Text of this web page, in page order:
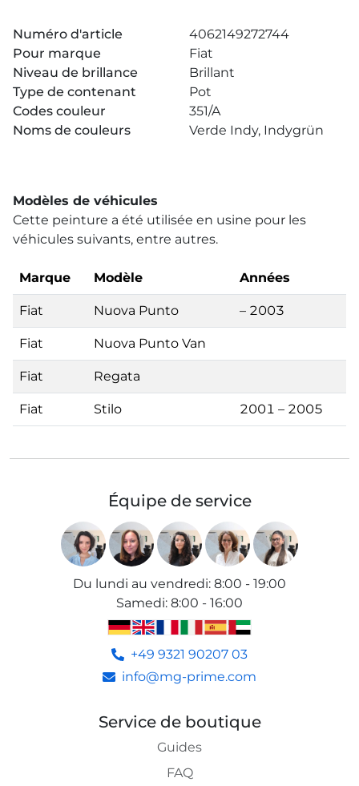
Numéro d'article
4062149272744
Pour marque
Fiat
Niveau de brillance
Brillant
Type de contenant
Pot
Codes couleur
351/A
Noms de couleurs
Verde Indy, Indygrün
Modèles de véhicules
Cette peinture a été utilisée en usine pour les
véhicules suivants, entre autres.
Marque Modèle Années
Fiat Nuova Punto – 2003
Fiat Nuova Punto Van
Fiat Regata
Fiat Stilo 2001 – 2005
Équipe de service
Du lundi au vendredi: 8:00 - 19:00
Samedi: 8:00 - 16:00
+49 9321 90207 03
info@mg-prime.com
Service de boutique
Guides
FAQ